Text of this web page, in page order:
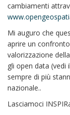
cambiamenti
Mi auguro che
aprire un
valorizzazione
gli open data (vedi
sempre di più
nazionale..
Lasciamoci